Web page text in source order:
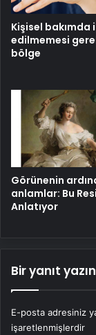
Kişisel bakımda
edilmemesi
bölge
Görünenin
anlamlar: Bu
Anlatıyor
Bir yanıt yazın
E-posta adresiniz
işaretlenmişlerdir